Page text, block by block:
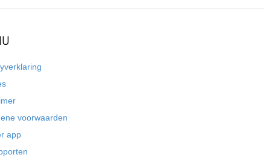
voorwaarden
app